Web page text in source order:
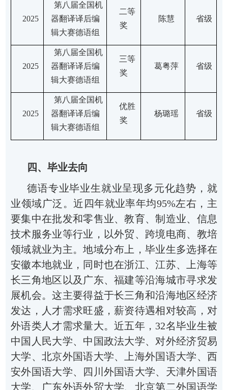
2025
第八届全国机
器翻译译后编
辑大赛德语组
二等
奖
陈慧 省级
2025
第八届全国机
器翻译译后编
辑大赛德语组
三等
奖
葛粤萍 省级
2025
第八届全国机
器翻译译后编
辑大赛德语组
优胜
奖
杨璐瑶 省级
四、毕业去向
德语专业毕业生就业呈现多元化趋势，就
业领域广泛。近四年就业率年均95%左右，主
要集中在批发和零售业、教育、制造业、信息
技术服务业等行业，以外贸、跨境电商、教培
领域就业为主。地域分布上，毕业生多选择在
安徽本地就业，同时也在浙江、江苏、上海等
长三角地区以及广东、福建等沿海城市寻求发
展机会。这主要得益于长三角和沿海地区经济
发达，人才需求旺盛，薪资待遇相对较高，对
外语类人才需求量大。近五年，32名毕业生被
中国人民大学、中国政法大学、对外经济贸易
大学、北京外国语大学、上海外国语大学、西
安外国语大学、四川外国语大学、天津外国语
大学、广东外语外贸大学、北京第二外国语学